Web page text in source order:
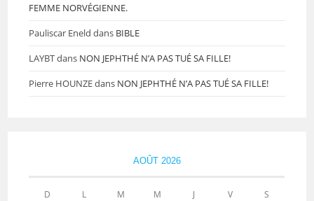
FEMME NORVÉGIENNE.
Pauliscar Eneld dans BIBLE
LAYBTdans NON JEPHTHÉ N’A PAS TUÉ SA FILLE!
Pierre HOUNZEdans NON JEPHTHÉ N’A PAS TUÉ SA FILLE!
AOÛT 2026
D L M M J V S